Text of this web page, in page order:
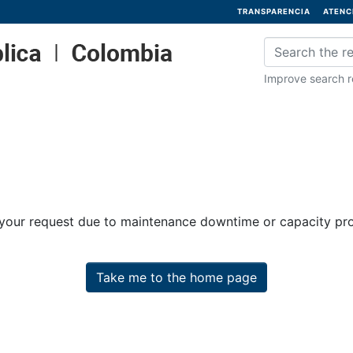
TRANSPARENCIA
Improve search
request due to maintenance downtime or capacity
Take me to the home page